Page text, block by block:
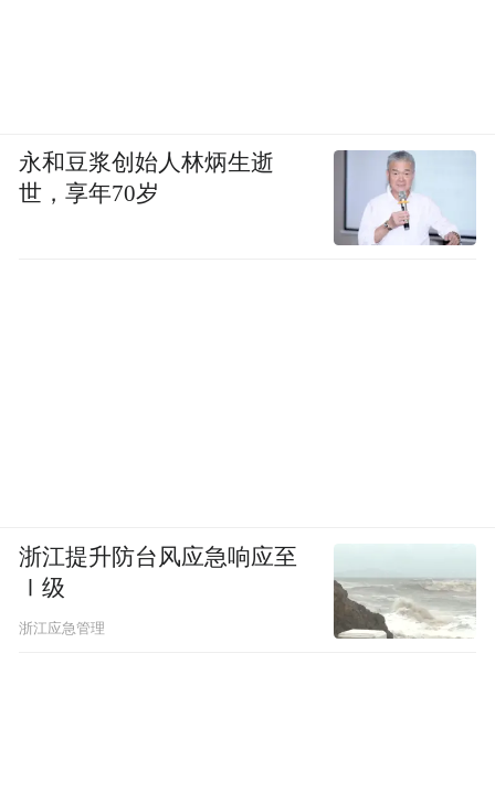
永和豆浆创始人林炳生逝
世，享年70岁
浙江提升防台风应急响应至
Ⅰ级
浙江应急管理